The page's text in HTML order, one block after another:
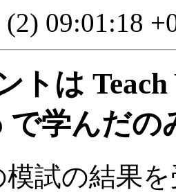
09:01:18
トは
で学んだの
模試の結果